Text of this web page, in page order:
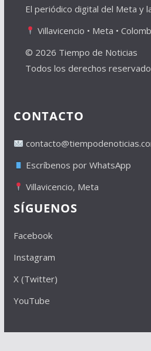
El periódico digital del Meta y
Villavicencio • Meta •
© 2026 Tiempo de Noticias
Todos los derechos
CONTACTO
Escríbenos por WhatsApp
Villavicencio, Meta
SÍGUENOS
Facebook
Instagram
X (Twitter)
YouTube